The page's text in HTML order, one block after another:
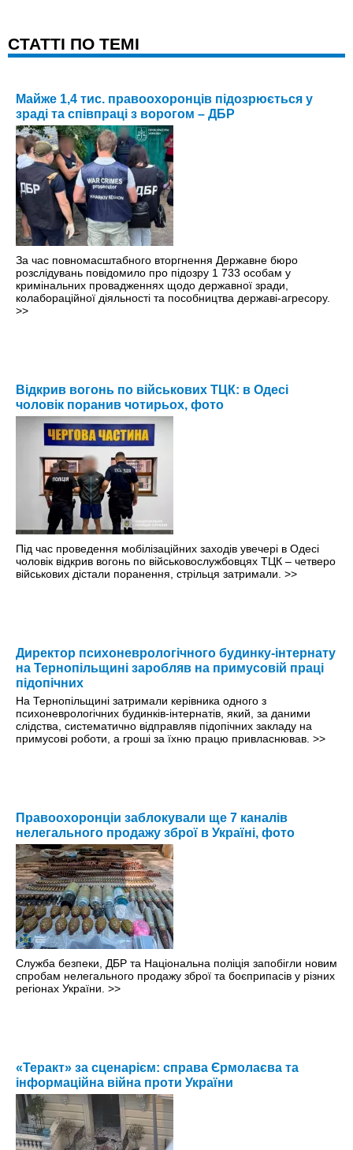
CТАТТІ ПО ТЕМІ
Майже 1,4 тис. правоохоронців підозрюється у
зраді та співпраці з ворогом – ДБР
За час повномасштабного вторгнення Державне бюро
розслідувань повідомило про підозру 1 733 особам у
кримінальних провадженнях щодо державної зради,
колабораційної діяльності та пособництва державі-агресору.
>>
Відкрив вогонь по військових ТЦК: в Одесі
чоловік поранив чотирьох, фото
Під час проведення мобілізаційних заходів увечері в Одесі
чоловік відкрив вогонь по військовослужбовцях ТЦК – четверо
військових дістали поранення, стрільця затримали. >>
Директор психоневрологічного будинку-інтернату
на Тернопільщині заробляв на примусовій праці
підопічних
На Тернопільщині затримали керівника одного з
психоневрологічних будинків-інтернатів, який, за даними
слідства, систематично відправляв підопічних закладу на
примусові роботи, а гроші за їхню працю привласнював. >>
Правоохоронціи заблокували ще 7 каналів
нелегального продажу зброї в Україні, фото
Служба безпеки, ДБР та Національна поліція запобігли новим
спробам нелегального продажу зброї та боєприпасів у різних
регіонах України. >>
«Теракт» за сценарієм: справа Єрмолаєва та
інформаційна війна проти України